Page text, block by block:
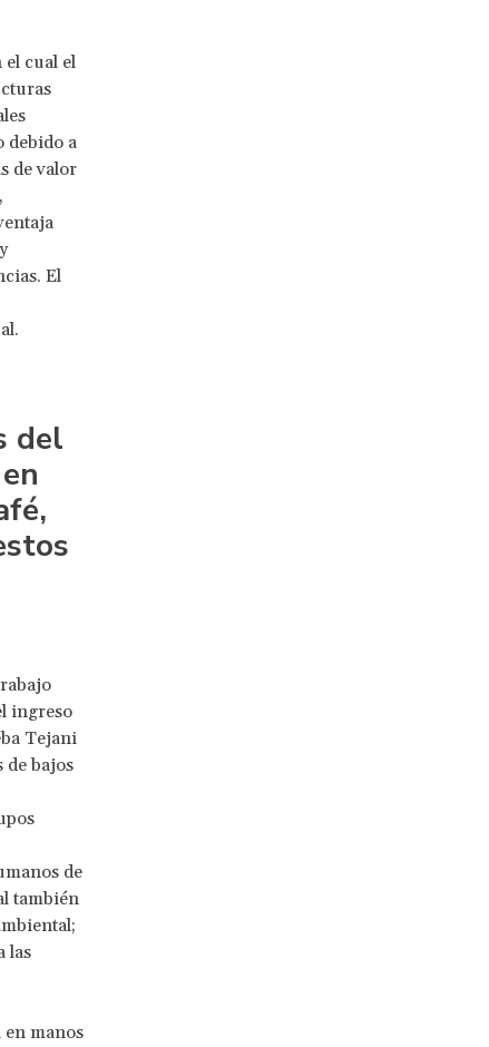
cual el
debido a
de valor
El
del
ingreso
Tejani
bajos
de
también
las
manos